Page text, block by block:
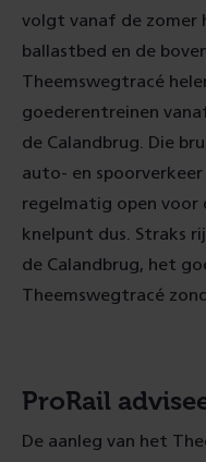
volgt vanaf de zomer
ballastbed en de
Theemswegtracé
goederentreinen
de Calandbrug. Die
auto- en
regelmatig open voor
knelpunt dus. Straks
de Calandbrug, het
Theemswegtracé
ProRail
De aanleg van het